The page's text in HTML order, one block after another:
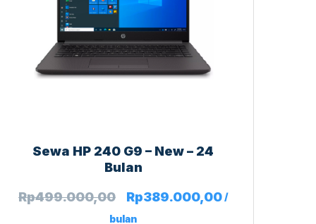
Sewa HP 240 G9 – New – 24
Bulan
Rp499.000,00 Rp389.000,00/
bulan